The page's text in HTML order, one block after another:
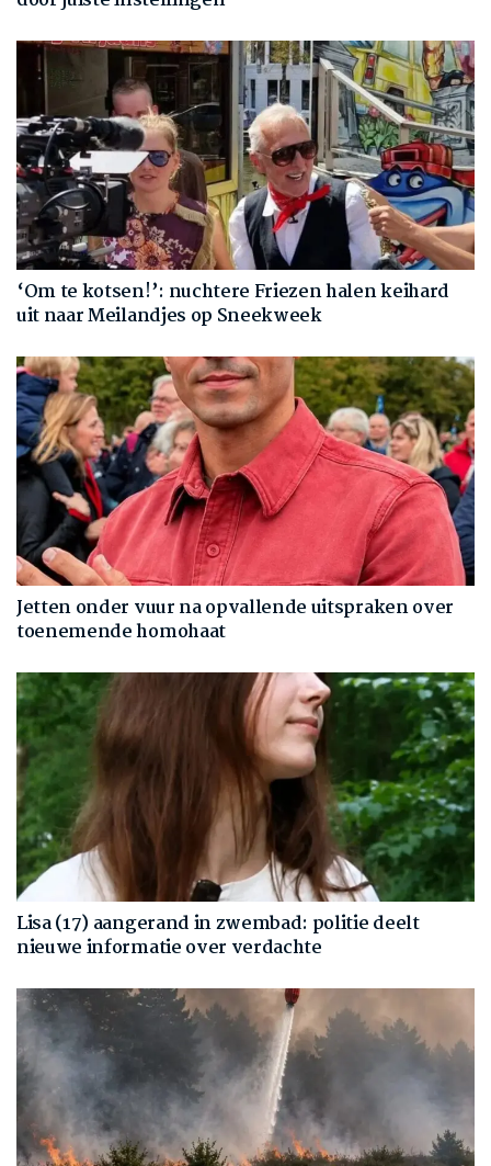
‘Om te kotsen!’: nuchtere Friezen halen keihard
uit naar Meilandjes op Sneekweek
Jetten onder vuur na opvallende uitspraken over
toenemende homohaat
Lisa (17) aangerand in zwembad: politie deelt
nieuwe informatie over verdachte